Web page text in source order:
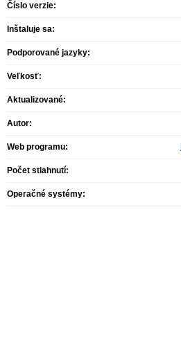
Číslo verzie:
Inštaluje sa:
Podporované jazyky:
Veľkosť:
Aktualizované:
Autor:
Web programu:
Počet stiahnutí:
Operačné systémy: